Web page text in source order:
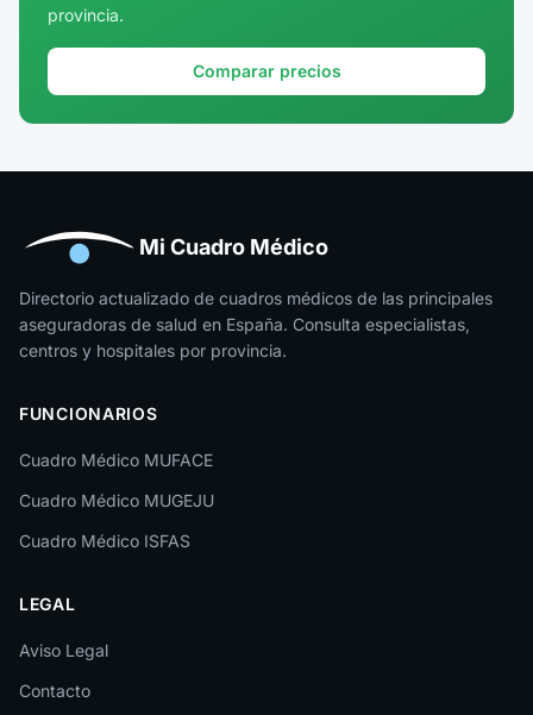
Girona
Huesca
Jaén
La Rioja
León
Lleida
Lugo
Málaga
Melilla
Murcia
provincia.
Comparar precios
Mi Cuadro Médico
Directorio actualizado de cuadros médicos de las principales
aseguradoras de salud en España. Consulta especialistas,
centros y hospitales por provincia.
FUNCIONARIOS
Cuadro Médico MUFACE
Cuadro Médico MUGEJU
Cuadro Médico ISFAS
LEGAL
Aviso Legal
Contacto